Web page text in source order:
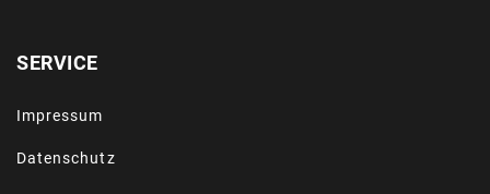
SERVICE
Impressum
Datenschutz